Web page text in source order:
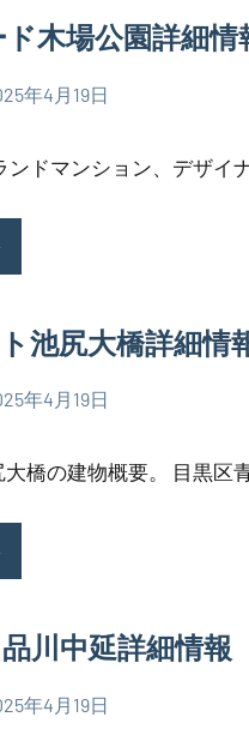
木場公園詳細情
年4月19日
ンドマンション、デザイ
池尻大橋詳細情
年4月19日
大橋の建物概要。 目黒区
川中延詳細情報
年4月19日